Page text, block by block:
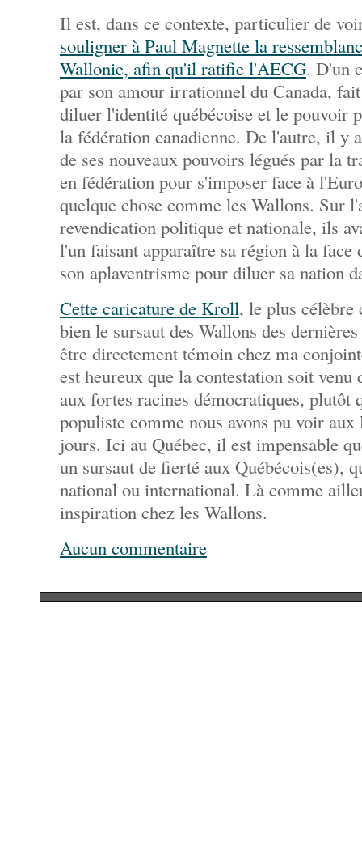
Il est, dans ce contexte, particulier de
souligner à Paul Magnette la
Wallonie, afin qu'il ratifie l'AECG. D'un
par son amour irrationnel du Canada,
diluer l'identité québécoise et le pouvoir
la fédération canadienne. De l'autre, il y
de ses nouveaux pouvoirs légués par la
en fédération pour s'imposer face à
quelque chose comme les Wallons. Sur
revendication politique et nationale, ils
l'un faisant apparaître sa région à la face
son aplaventrisme pour diluer sa nation
Cette caricature de Kroll, le plus
bien le sursaut des Wallons des
être directement témoin chez ma
est heureux que la contestation soit venu
aux fortes racines démocratiques, plutôt
populiste comme nous avons pu voir
jours. Ici au Québec, il est impensable
un sursaut de fierté aux Québécois(es),
national ou international. Là comme
inspiration chez les Wallons.
Aucun commentaire